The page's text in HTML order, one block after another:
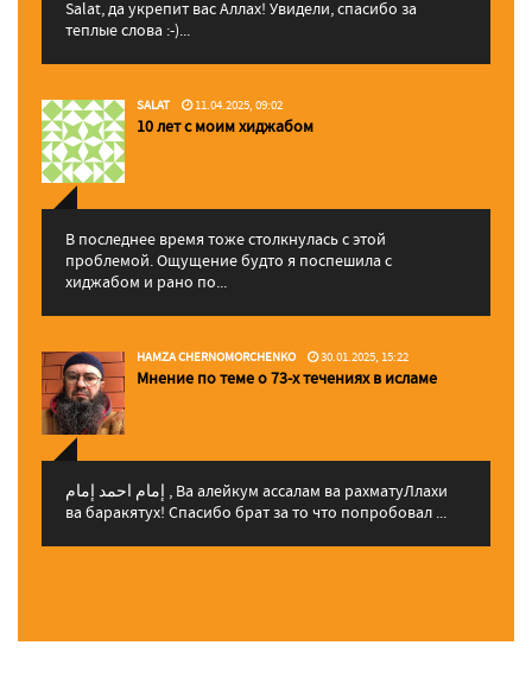
Salat, да укрепит вас Аллаx! Увидели, спасибо за
теплые слова :-)...
SALAT 11.04.2025, 09:02
10 лет с моим хиджабом
В последнее время тоже столкнулась с этой
проблемой. Ощущение будто я поспешила с
хиджабом и рано по...
HAMZA CHERNOMORCHENKO 30.01.2025, 15:22
Мнение по теме о 73-х течениях в исламе
إمام احمد إمام , Ва алейкум ассалам ва рахматуЛлахи
ва баракятух! Спасибо брат за то что попробовал ...